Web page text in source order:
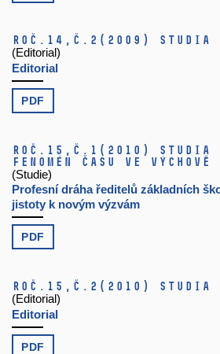
Roč.14, č.2 (2009) Studia
(Editorial)
Editorial
PDF
Roč.15, č.1 (2010)
Studia
Fenomén času ve
(Studie)
Profesní dráha ředitelů základních
jistoty k novým výzvám
PDF
Roč.15, č.2 (2010) Studia
(Editorial)
Editorial
PDF